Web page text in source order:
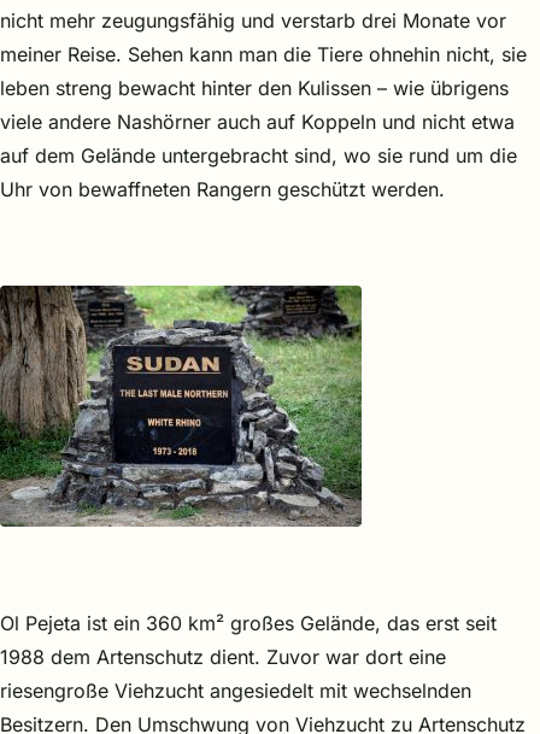
nicht mehr zeugungsfähig und verstarb drei Monate vor
meiner Reise. Sehen kann man die Tiere ohnehin nicht, sie
leben streng bewacht hinter den Kulissen – wie übrigens
viele andere Nashörner auch auf Koppeln und nicht etwa
auf dem Gelände untergebracht sind, wo sie rund um die
Uhr von bewaffneten Rangern geschützt werden.
Ol Pejeta ist ein 360 km² großes Gelände, das erst seit
1988 dem Artenschutz dient. Zuvor war dort eine
riesengroße Viehzucht angesiedelt mit wechselnden
Besitzern. Den Umschwung von Viehzucht zu Artenschutz